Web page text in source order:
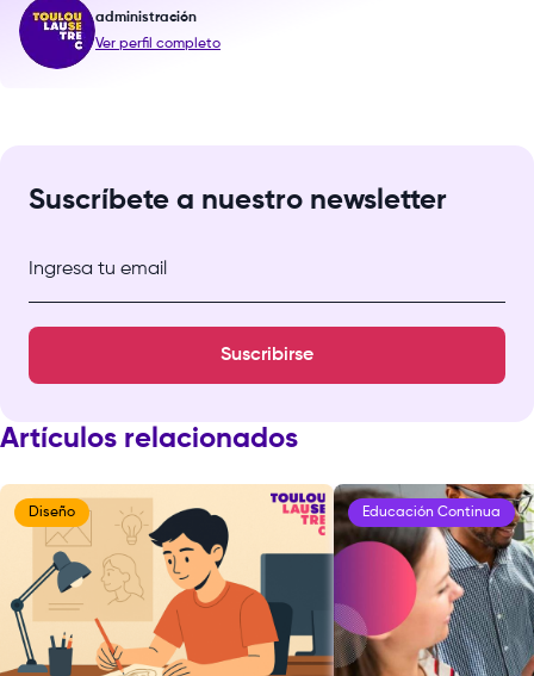
administración
Ver perfil completo
Suscríbete a nuestro newsletter
Ingresa tu email
Suscribirse
Artículos relacionados
Diseño Educación Continua